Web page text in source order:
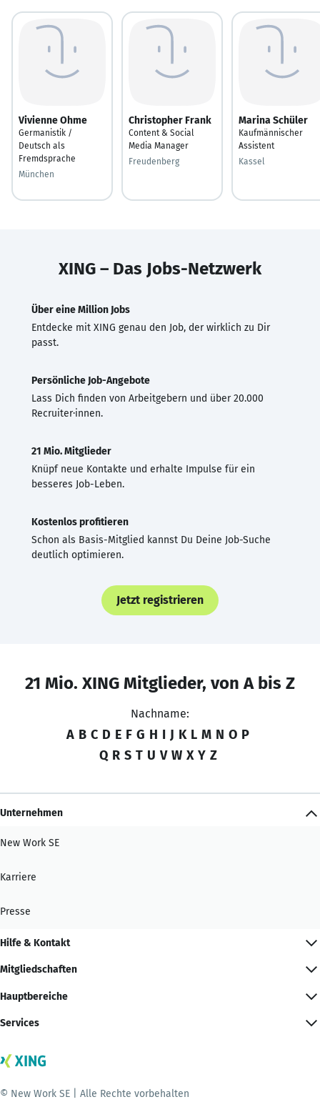
Vivienne Ohme
Germanistik /
Deutsch als
Fremdsprache
München
Christopher Frank
Content & Social
Media Manager
Freudenberg
Marina Schüler
Kaufmännischer
Assistent
Kassel
XING – Das Jobs-Netzwerk
Über eine Million Jobs
Entdecke mit XING genau den Job, der wirklich zu Dir
passt.
Persönliche Job-Angebote
Lass Dich finden von Arbeitgebern und über 20.000
Recruiter·innen.
21 Mio. Mitglieder
Knüpf neue Kontakte und erhalte Impulse für ein
besseres Job-Leben.
Kostenlos profitieren
Schon als Basis-Mitglied kannst Du Deine Job-Suche
deutlich optimieren.
Jetzt registrieren
21 Mio. XING Mitglieder, von A bis Z
Nachname:
A B C D E F G H I J K L M N O P
Q R S T U V W X Y Z
Unternehmen
New Work SE
Karriere
Presse
Hilfe & Kontakt
Mitgliedschaften
Hauptbereiche
Services
© New Work SE | Alle Rechte vorbehalten